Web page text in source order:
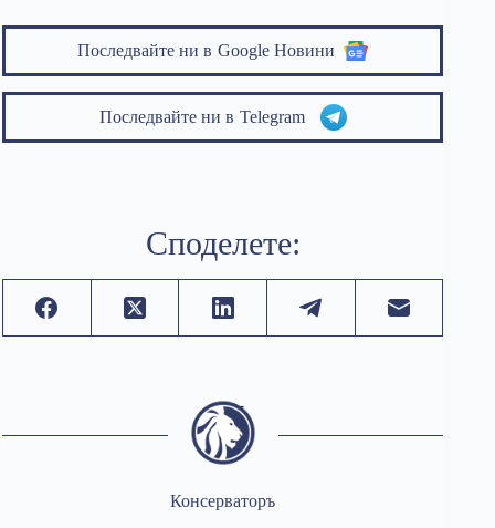
Последвайте ни в Google Новини
Последвайте ни в Telegram
Споделете:
Консерваторъ